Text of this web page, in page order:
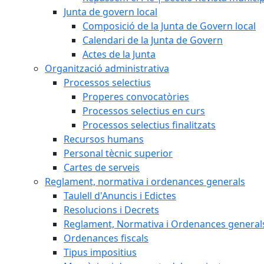
Junta de govern local
Composició de la Junta de Govern local
Calendari de la Junta de Govern
Actes de la Junta
Organització administrativa
Processos selectius
Properes convocatòries
Processos selectius en curs
Processos selectius finalitzats
Recursos humans
Personal tècnic superior
Cartes de serveis
Reglament, normativa i ordenances generals
Taulell d'Anuncis i Edictes
Resolucions i Decrets
Reglament, Normativa i Ordenances
Ordenances fiscals
Tipus impositius